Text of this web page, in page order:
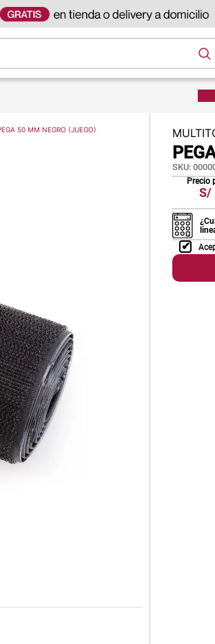
50 MM NEGRO (JUEGO)
SKU:
Precio
S/